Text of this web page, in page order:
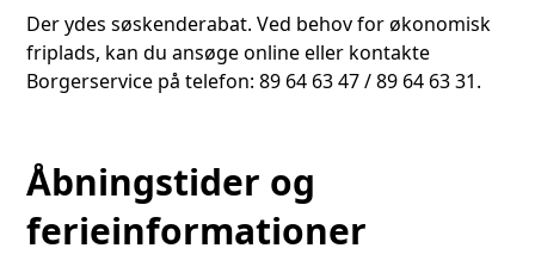
Der ydes søskenderabat. Ved behov for økonomisk
friplads, kan du ansøge online eller kontakte
Borgerservice på telefon: 89 64 63 47 / 89 64 63 31.
Åbningstider og
ferieinformationer